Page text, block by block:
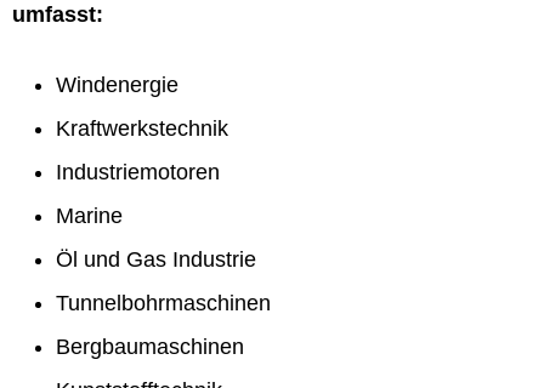
umfasst:
Windenergie
Kraftwerkstechnik
Industriemotoren
Marine
Öl und Gas Industrie
Tunnelbohrmaschinen
Bergbaumaschinen